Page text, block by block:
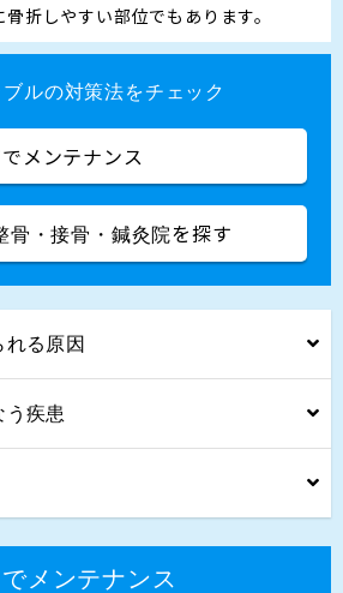
折しやすい部位でもあります。
ルの対策法をチェック
でメンテナンス
骨・接骨・鍼灸院を探す
れる原因
疾患
メンテナンス